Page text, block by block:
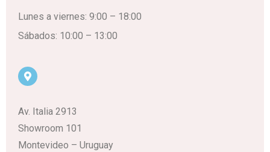
Lunes a viernes: 9:00 – 18:00
Sábados: 10:00 – 13:00
Av. Italia 2913
Showroom 101
Montevideo – Uruguay